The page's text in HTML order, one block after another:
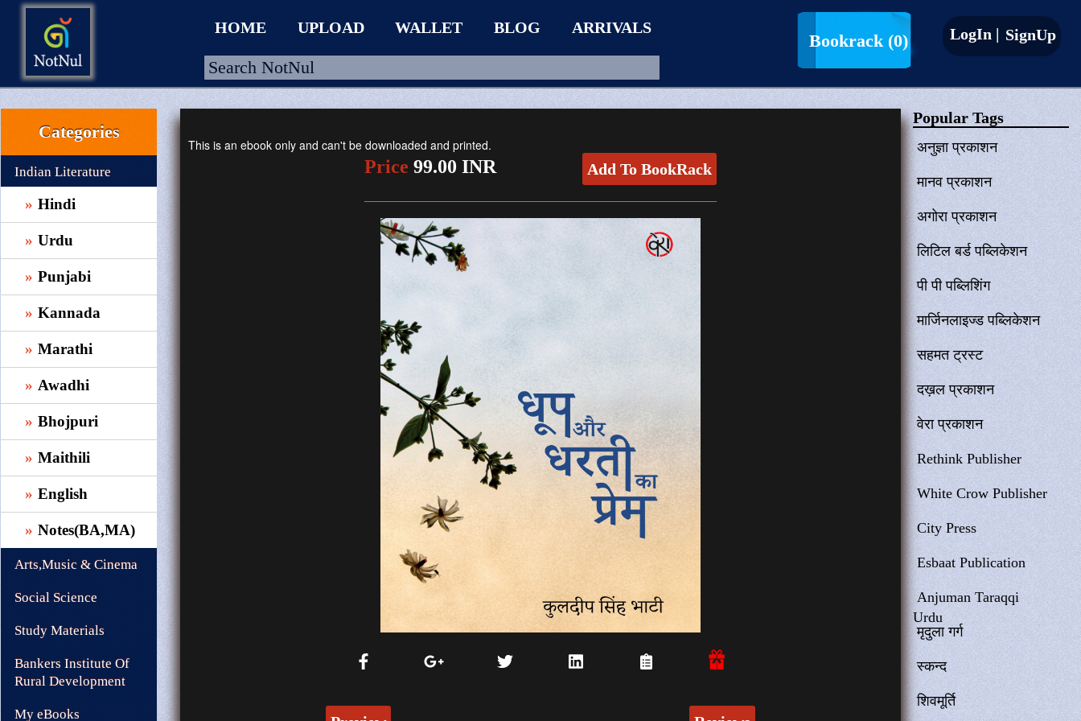
HOME
UPLOAD
WALLET
BLOG
ARRIVALS
CATEGORIES >
HOME UPLOAD WALLET BLOG ARRIVALS
Bookrack (0) LogIn | SignUp
Categories
Indian Literature
Hindi
Urdu
Punjabi
Kannada
Marathi
Awadhi
Bhojpuri
Maithili
English
Notes(BA,MA)
Arts,Music & Cinema
Social Science
Study Materials
Bankers Institute Of
Rural Development
My eBooks
This is an ebook only and can't be downloaded and printed.
Price 99.00 INR Add To BookRack
Popular Tags
अनुज्ञा प्रकाशन
मानव प्रकाशन
अगोरा प्रकाशन
लिटिल बर्ड पब्लिकेशन
पी पी पब्लिशिंग
मार्जिनलाइज्ड पब्लिकेशन
सहमत ट्रस्ट
दख़ल प्रकाशन
वेरा प्रकाशन
Rethink Publisher
White Crow Publisher
City Press
Esbaat Publication
Anjuman Taraqqi
Urdu
मृदुला गर्ग
स्कन्द
शिवमूर्ति